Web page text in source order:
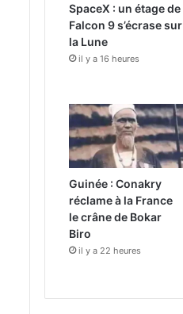
SpaceX : un étage de
Falcon 9 s’écrase sur
la Lune
il y a 16 heures
Guinée : Conakry
réclame à la France
le crâne de Bokar
Biro
il y a 22 heures